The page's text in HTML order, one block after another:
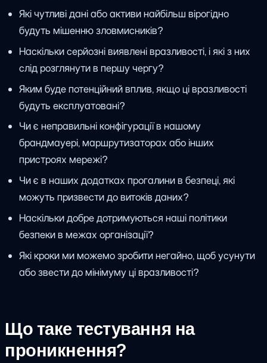
Які чутливі дані або активи найбільш вірогідно
будуть мішенню зловмисників?
Наскільки серйозні виявлені вразливості, і які з них
слід розглянути в першу чергу?
Яким буде потенційний вплив, якщо ці вразливості
будуть експлуатовані?
Чи є неправильні конфігурації в нашому
брандмауері, маршрутизаторах або інших
пристроях мережі?
Чи є в наших додатках прогалини в безпеці, які
можуть призвести до витоків даних?
Наскільки добре дотримуються наші політики
безпеки в межах організації?
Які кроки ми можемо зробити негайно, щоб усунути
або звести до мінімуму ці вразливості?
Що таке тестування на
проникнення?